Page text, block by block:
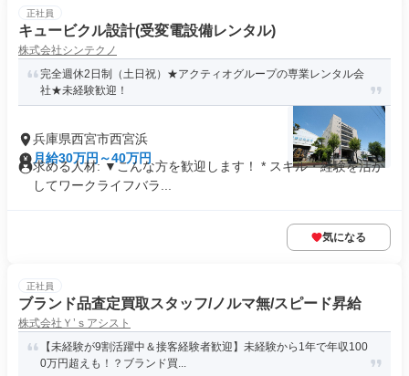
正社員
キュービクル設計(受変電設備レンタル)
株式会社シンテクノ
完全週休2日制（土日祝）★アクティオグループの専業レンタル会
社★未経験歓迎！
兵庫県西宮市西宮浜
月給30万円～40万円
求める人材: ▼こんな方を歓迎します！ * スキル・経験を活か
してワークライフバラ...
気になる
正社員
ブランド品査定買取スタッフ/ノルマ無/スピード昇給
株式会社Ｙ’ｓアシスト
【未経験が9割活躍中＆接客経験者歓迎】未経験から1年で年収100
0万円超えも！？ブランド買...